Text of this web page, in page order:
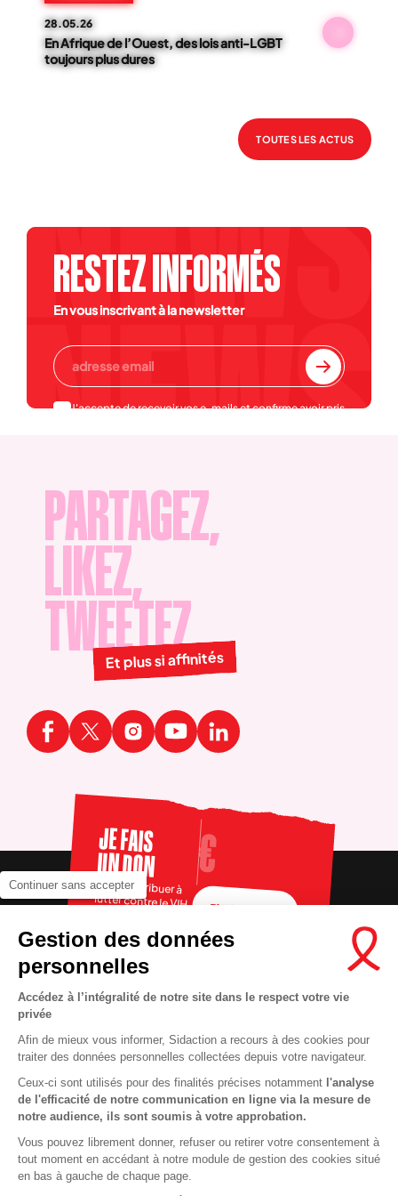
Continuer sans accepter
Gestion des données
personnelles
Accédez à l’intégralité de notre site dans le respect votre vie
privée
Afin de mieux vous informer, Sidaction a recours à des cookies pour
traiter des données personnelles collectées depuis votre navigateur.
Ceux-ci sont utilisés pour des finalités précises notamment l'analyse
de l'efficacité de notre communication en ligne via la mesure de
notre audience, ils sont soumis à votre approbation.
Vous pouvez librement donner, refuser ou retirer votre consentement à
tout moment en accédant à notre module de gestion des cookies situé
en bas à gauche de chaque page.
28.05.26
En Afrique de l’Ouest, des lois anti-LGBT
toujours plus dures
TOUTES LES ACTUS
RESTEZ INFORMÉS
En vous inscrivant à la newsletter
J'accepte de recevoir vos e-mails et confirme avoir pris
PARTAGEZ,
LIKEZ,
TWEETEZ
Et plus si affinités
Contact
Presse
FAQ
Info santé
RECRUTEMENT
MENTIONS LÉGALES
VIE PRIVÉE
JE FAIS
UN DON
Pour contribuer à
lutter contre le VIH FAIRE UN DON